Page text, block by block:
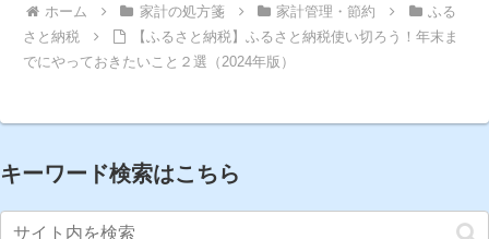
ホーム 家計の処方箋 家計管理・節約
ふる
さと納税
【ふるさと納税】ふるさと納税使い切ろう！年末ま
でにやっておきたいこと２選（2024年版）
キーワード検索はこちら